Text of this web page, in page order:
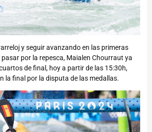
y seguir avanzando en las primeras
por la repesca, Maialen Chourraut ya
de final, hoy a partir de las 15:30h,
la final por la disputa de las medallas.